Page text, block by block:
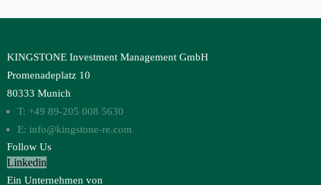
KINGSTONE Investment Management GmbH
Promenadeplatz 10
80333 Munich
T: +49 89-205 008 5630
E: info@kingstone-re.com
Follow Us
Linkedin
Ein Unternehmen von